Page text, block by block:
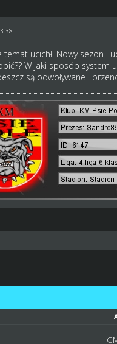
temat ucichł. Nowy sezon i
W jaki sposób system
są odwoływane i